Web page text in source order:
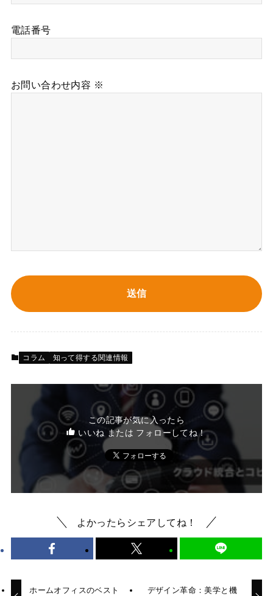
電話番号
お問い合わせ内容 ※
コラム 知って得する関連情報
この記事が気に入ったら
いいね または フォローしてね！
よかったらシェアしてね！
ホームオフィスのベスト
デザイン革命：美学と機